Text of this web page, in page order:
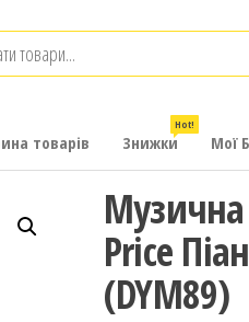
товарів Знижки
Hot!
Мої
Музична
Price
(DYM89)